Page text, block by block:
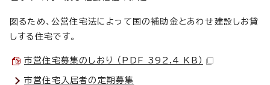
図るため、公営住宅法によって国の補助金とあわせ建設しお貸
しする住宅です。
市営住宅募集のしおり （PDF 392.4 KB）
市営住宅入居者の定期募集